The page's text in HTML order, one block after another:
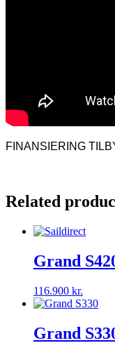
FINANSIERING
Related
Grand
116.900 kr.
Grand